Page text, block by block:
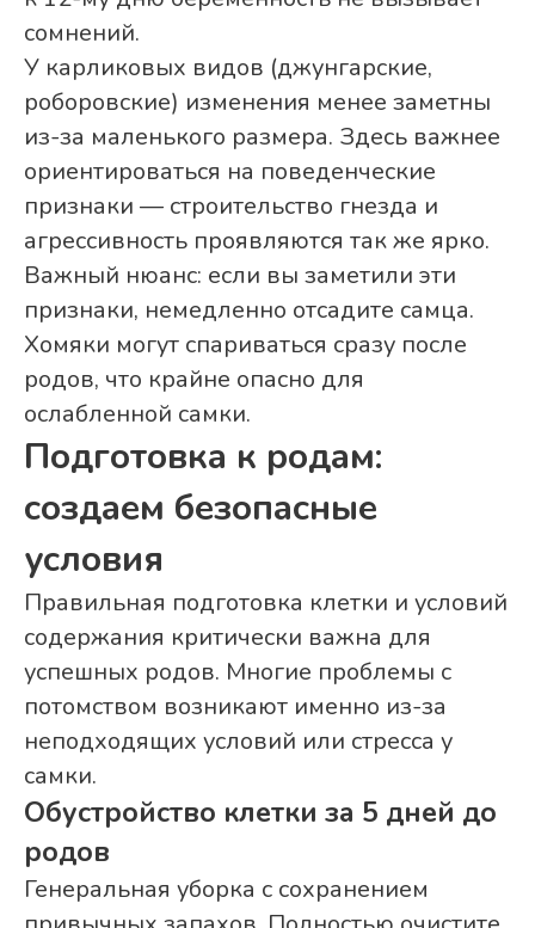
сомнений.
У карликовых видов (джунгарские,
роборовские) изменения менее заметны
из-за маленького размера. Здесь важнее
ориентироваться на поведенческие
признаки — строительство гнезда и
агрессивность проявляются так же ярко.
Важный нюанс: если вы заметили эти
признаки, немедленно отсадите самца.
Хомяки могут спариваться сразу после
родов, что крайне опасно для
ослабленной самки.
Подготовка к родам:
создаем безопасные
условия
Правильная подготовка клетки и условий
содержания критически важна для
успешных родов. Многие проблемы с
потомством возникают именно из-за
неподходящих условий или стресса у
самки.
Обустройство клетки за 5 дней до
родов
Генеральная уборка с сохранением